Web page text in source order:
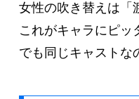
女性の吹き替えは「
これがキャラにピッ
でも同じキャストな